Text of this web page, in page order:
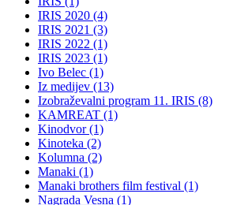
IRIS 2020 (4)
IRIS 2021 (3)
IRIS 2022 (1)
IRIS 2023 (1)
Ivo Belec (1)
Iz medijev (13)
Izobraževalni program 11. IRIS (8)
KAMREAT (1)
Kinodvor (1)
Kinoteka (2)
Kolumna (2)
Manaki (1)
Manaki brothers film festival (1)
Nagrada Vesna (1)